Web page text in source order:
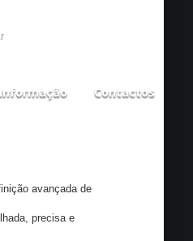
Contactos
avançada de
precisa e